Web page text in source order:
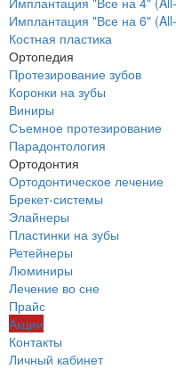
Имплантация "Все на 6"
Костная пластика
Ортопедия
Протезирование зубов
Коронки на зубы
Виниры
Съемное протезирование
Парадонтология
Ортодонтия
Ортодонтическое лечение
Брекет-системы
Элайнеры
Пластинки на зубы
Ретейнеры
Люминиры
Лечение во сне
Прайс
Акции
Контакты
Личный кабинет